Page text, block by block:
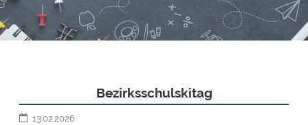
Bezirksschulskitag
13.02.2026